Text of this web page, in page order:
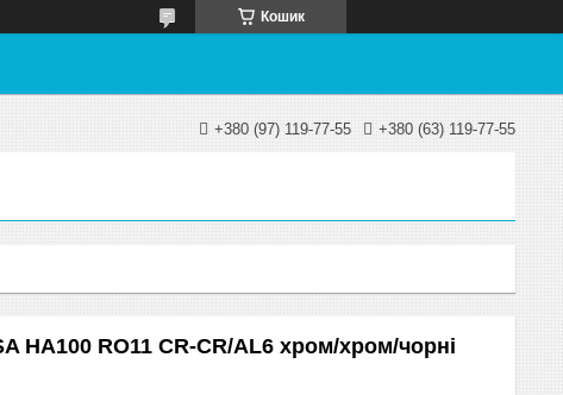
Кошик
+380 (97) 119-77-55 +380 (63) 119-77-55
HA100 RO11 CR-CR/AL6 хром/хром/чорні